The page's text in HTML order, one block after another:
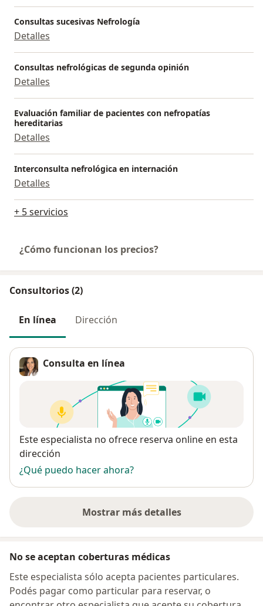
Consultas sucesivas Nefrología
Detalles
Consultas nefrológicas de segunda opinión
Detalles
Evaluación familiar de pacientes con nefropatías
hereditarias
Detalles
Interconsulta nefrológica en internación
Detalles
+ 5 servicios
¿Cómo funcionan los precios?
Consultorios (2)
En línea Dirección
Consulta en línea
Disponibilidad
Este especialista no ofrece reserva online en esta
dirección
¿Qué puedo hacer ahora?
Mostrar más detalles
sobre la dirección
No se aceptan coberturas médicas
Este especialista sólo acepta pacientes particulares.
Podés pagar como particular para reservar, o